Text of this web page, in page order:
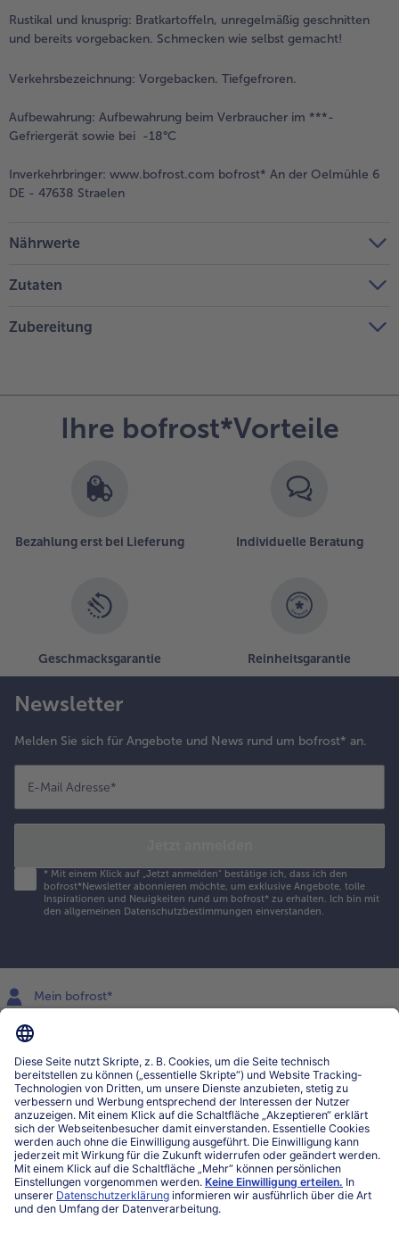
Rustikal und knusprig: Bratkartoffeln, unregelmäßig geschnitten
und bereits vorgebacken. Schmecken wie selbst gemacht!
Verkehrsbezeichnung: Vorgebacken. Tiefgefroren.
Aufbewahrung: Aufbewahrung beim Verbraucher im ***-
Gefriergerät sowie bei -18°C
Inverkehrbringer: www.bofrost.com bofrost* An der Oelmühle 6
DE - 47638 Straelen
Nährwerte
Zutaten
Zubereitung
Ihre bofrost*Vorteile
Bezahlung erst bei Lieferung Individuelle Beratung
Geschmacksgarantie Reinheitsgarantie
Newsletter
Melden Sie sich für Angebote und News rund um bofrost* an.
E-Mail Adresse*
* Mit einem Klick auf „Jetzt anmelden" bestätige ich, dass ich den
bofrost*Newsletter abonnieren möchte, um exklusive Angebote, tolle
Inspirationen und Neuigkeiten rund um bofrost* zu erhalten. Ich bin mit
den allgemeinen Datenschutzbestimmungen einverstanden.
Mein bofrost*
www.bofrost.lu
027863232
Mo-Fr. von 7 bis 20 Uhr
Service
Über bofrost*